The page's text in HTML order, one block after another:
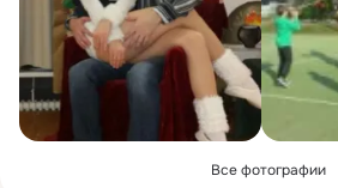
Все фотографии